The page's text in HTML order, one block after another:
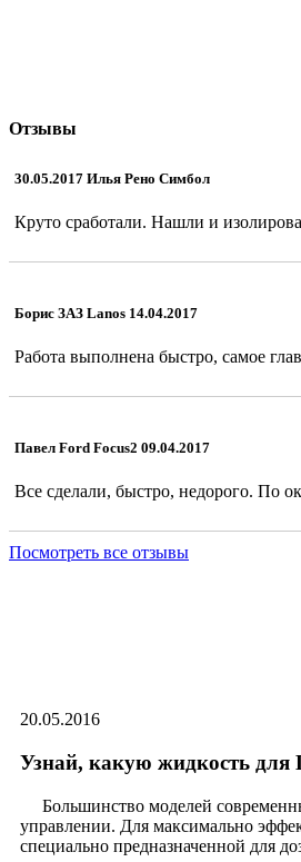
Отзывы
30.05.2017 Илья Рено Симбол
Круто сработали. Нашли и
Борис ЗАЗ Lanos 14.04.2017
Работа выполнена быстро, самое
Павел Ford Focus2 09.04.2017
Все сделали, быстро, недорого. По
Посмотреть все отзывы
20.05.2016
Узнай, какую жидкость для
Большинство моделей
управлении. Для максимально
специально предназначенной для